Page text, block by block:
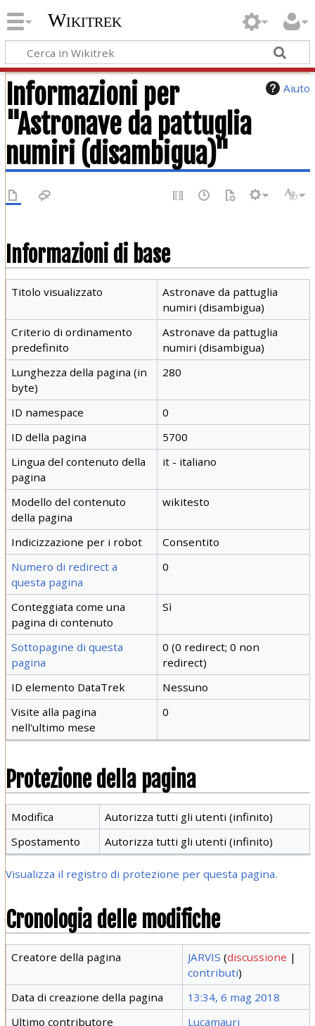
Wikitrek
Aiuto
Informazioni per
"Astronave da pattuglia
numiri (disambigua)"
Informazioni di base
Titolo visualizzato
Astronave da pattuglia
numiri (disambigua)
Criterio di ordinamento
predefinito
Astronave da pattuglia
numiri (disambigua)
Lunghezza della pagina (in
byte)
280
ID namespace
0
ID della pagina
5700
Lingua del contenuto della
pagina
it - italiano
Modello del contenuto
della pagina
wikitesto
Indicizzazione per i robot
Consentito
Numero di redirect a
questa pagina
0
Conteggiata come una
pagina di contenuto
Sì
Sottopagine di questa
pagina
0 (0 redirect; 0 non
redirect)
ID elemento DataTrek
Nessuno
Visite alla pagina
nell'ultimo mese
0
Protezione della pagina
Modifica
Autorizza tutti gli utenti (infinito)
Spostamento
Autorizza tutti gli utenti (infinito)
Visualizza il registro di protezione per questa pagina.
Cronologia delle modifiche
Creatore della pagina JARVIS (discussione |
contributi)
Data di creazione della pagina
13:34, 6 mag 2018
Ultimo contributore
Lucamauri